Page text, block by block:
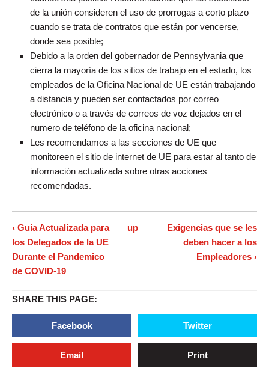
de la unión consideren el uso de prorrogas a corto plazo
cuando se trata de contratos que están por vencerse,
donde sea posible;
Debido a la orden del gobernador de Pennsylvania que
cierra la mayoría de los sitios de trabajo en el estado, los
empleados de la Oficina Nacional de UE están trabajando
a distancia y pueden ser contactados por correo
electrónico o a través de correos de voz dejados en el
numero de teléfono de la oficina nacional;
Les recomendamos a las secciones de UE que
monitoreen el sitio de internet de UE para estar al tanto de
información actualizada sobre otras acciones
recomendadas.
‹ Guia Actualizada para
los Delegados de la UE
Durante el Pandemico
de COVID-19
up
Exigencias que se les
deben hacer a los
Empleadores ›
SHARE THIS PAGE:
Facebook Twitter
Email Print